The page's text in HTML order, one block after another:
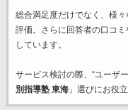
総合満足度だけでなく、様々
評価。さらに回答者の口コ
しています。
サービス検討の際、“ユーザ
別指導塾 東海」選びにお役立